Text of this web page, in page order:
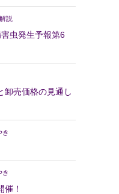
説
虫発生予報第6
売価格の見通し
き
き
！